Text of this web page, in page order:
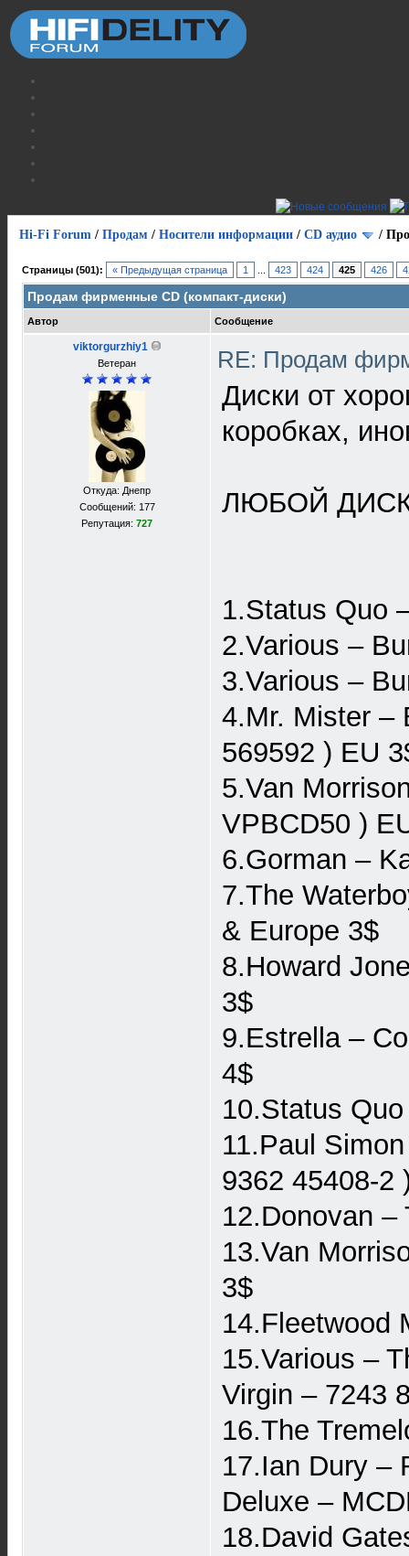
Hi-Fi Forum / Продам / Носители информации / СD аудио /
Страницы (501): « Предыдущая страница 1 423 424 425 426
Продам фирменные CD (компакт-диски)
Автор Сообщение
viktorgurzhiy1
Ветеран
Откуда: Днепр
Сообщений: 177
Репутация: 727
RE: Продам
Диски от
коробках,
ЛЮБОЙ ДИСК
1.Status Quo
2.Various –
3.Various –
4.Mr. Mister –
569592 ) EU
5.Van
VPBCD50 )
6.Gorman –
7.The
& Europe 3$
8.Howard
3$
9.Estrella –
4$
10.Status
11.Paul
9362 45408-2
12.Donovan –
13.Van
3$
14.Fleetwood
15.Various –
Virgin – 7243
16.The
17.Ian Dury –
Deluxe –
18.David